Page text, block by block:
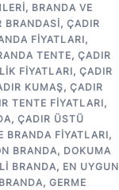
, BRANDA VE
BRANDASI, ÇADIR
FIYATLARI,
TENTE, ÇADIR
FIYATLARI, ÇADIR
KUMAŞ, ÇADIR
TENTE FIYATLARI,
, ÇADIR ÜSTÜ
BRANDA FIYATLARI,
BRANDA, DOKUMA
BRANDA, EN UYGUN
, GERME